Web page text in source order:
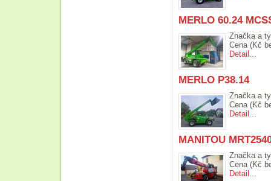
MERLO 60.24
Značka a
Cena (Kč
Detail...
MERLO P38.14
Značka a
Cena (Kč
Detail...
MANITOU
Značka a
Cena (Kč
Detail...